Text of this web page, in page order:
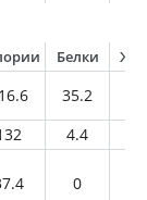
Белки
35.2
4.4
0